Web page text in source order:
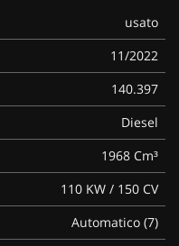
usato
11/2022
140.397
Diesel
1968 Cm³
110 KW / 150 CV
Automatico (7)